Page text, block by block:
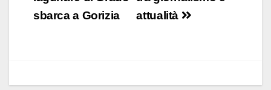
b
A
dI
vi
attualità
sbarca a Gorizia